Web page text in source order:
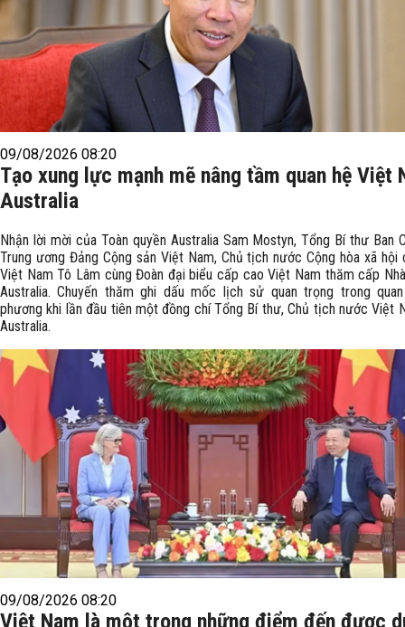
09/08/2026 08:20
Tạo xung lực mạnh mẽ nâng tầm quan hệ Việt
Australia
Nhận lời mời của Toàn quyền Australia Sam Mostyn, Tổng Bí thư Ban
Trung ương Đảng Cộng sản Việt Nam, Chủ tịch nước Cộng hòa xã hội
Việt Nam Tô Lâm cùng Đoàn đại biểu cấp cao Việt Nam thăm cấp
Australia. Chuyến thăm ghi dấu mốc lịch sử quan trọng trong
phương khi lần đầu tiên một đồng chí Tổng Bí thư, Chủ tịch nước Việt
Australia.
09/08/2026 08:20
Việt Nam là một trong những điểm đến được